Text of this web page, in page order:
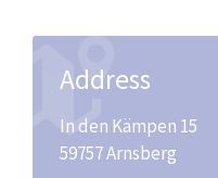
Address
In den Kämpen 15
59757 Arnsberg